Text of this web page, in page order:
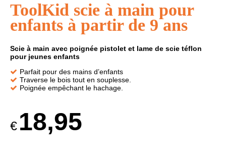
ToolKid scie à main pour
enfants à partir de 9 ans
Scie à main avec poignée pistolet et lame de scie téflon
pour jeunes enfants
Parfait pour des mains d’enfants
Traverse le bois tout en souplesse.
Poignée empêchant le hachage.
€ 18,95